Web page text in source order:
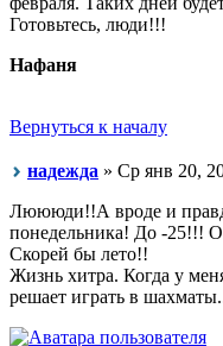
Готовьтесь, люди!!!
Нафаня
Вернуться к началу
надежда » Ср янв 20,
Люююди!!А вроде и
понедельника! До -25!!!
Скорей бы лето!!
Жизнь хитра. Когда у
решает играть в